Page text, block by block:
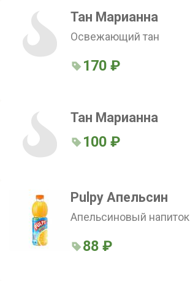
Тан Марианна
Освежающий тан
170 ₽
Тан Марианна
100 ₽
Pulpy Апельсин
Апельсиновый напиток
88 ₽